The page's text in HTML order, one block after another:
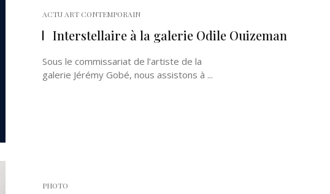
ACTU ART CONTEMPORAIN
Interstellaire à la galerie Odile Ouizeman
Sous le commissariat de l’artiste de la
galerie Jérémy Gobé, nous assistons à ...
PHOTO